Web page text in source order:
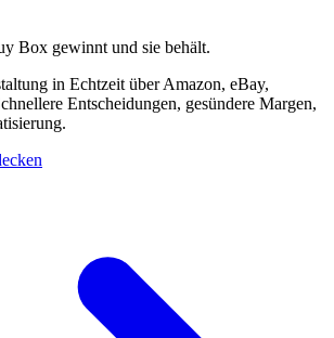
Box gewinnt und sie behält.
in Echtzeit über Amazon, eBay,
Entscheidungen, gesündere Margen,